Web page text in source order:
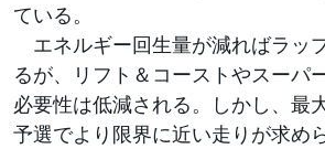
ている。
エネルギー回生量が減ればラッ
るが、リフト＆コーストやスーパ
必要性は低減される。しかし、最
予選でより限界に近い走りが求め